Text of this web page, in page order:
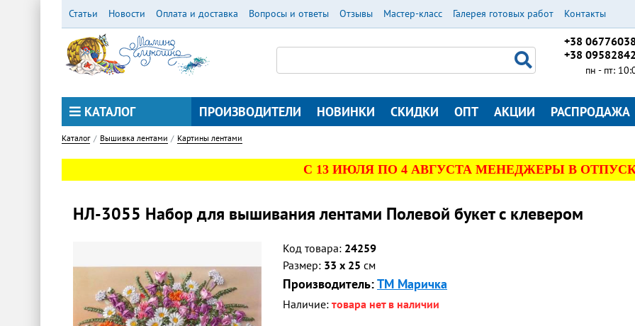
Статьи Новости Оплата и доставка Вопросы и ответы Отзывы Мастер-класс Галерея готовых работ Контакты
+38
+38
пн - пт:
КАТАЛОГ ПРОИЗВОДИТЕЛИ НОВИНКИ СКИДКИ ОПТ АКЦИИ РАСПРОДАЖА
Каталог Вышивка лентами Картины лентами
С 13 ИЮЛЯ ПО 4 АВГУСТА МЕНЕДЖЕРЫ В
НЛ-3055 Набор для вышивания лентами Полевой букет с клевером
Код товара: 24259
Размер: 33 x 25 см
Производитель:ТМ Маричка
Наличие: товара нет в наличии